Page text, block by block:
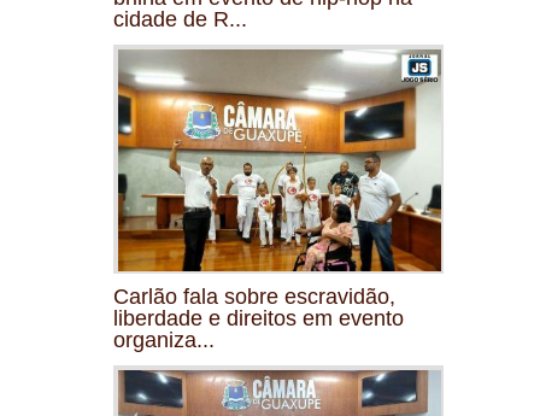
cidade de R...
Carlão fala sobre escravidão,
liberdade e direitos em evento
organiza...